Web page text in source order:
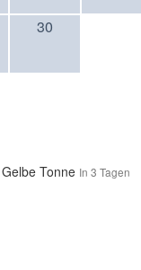
30
Gelbe Tonne In 3 Tagen